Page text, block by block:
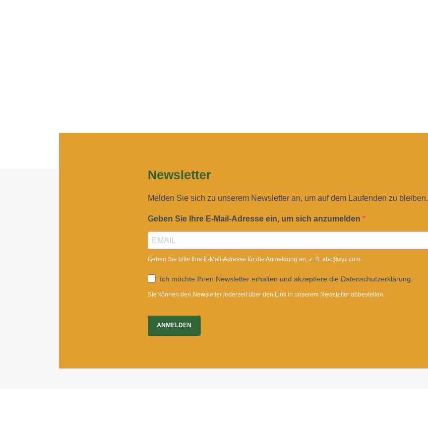
Newsletter
Melden Sie sich zu unserem Newsletter an, um auf dem Laufenden zu bleiben.
Geben Sie Ihre E-Mail-Adresse ein, um sich anzumelden
Geben Sie bitte Ihre E-Mail-Adresse für die Anmeldung an, z. B. abc@xyz.com.
Ich möchte Ihren Newsletter erhalten und akzeptiere die Datenschutzerklärung.
Sie können den Newsletter jederzeit über den Link in unserem Newsletter abbestellen.
ANMELDEN